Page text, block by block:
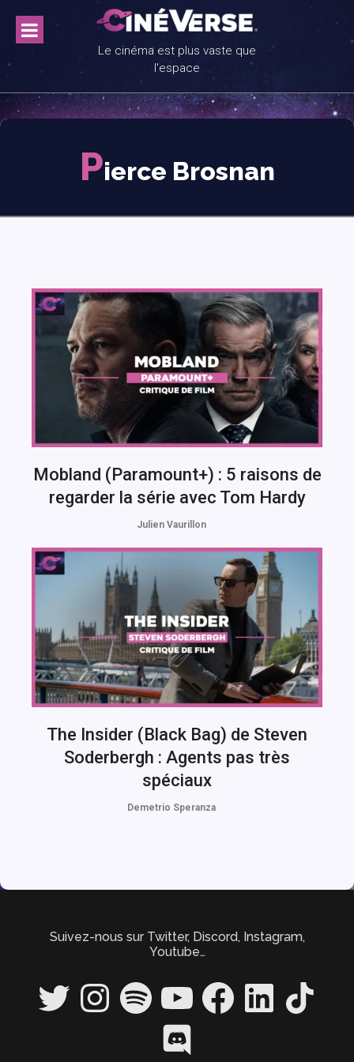
content
Le cinéma est plus vaste que
l'espace
Pierce Brosnan
Mobland (Paramount+) : 5 raisons de
regarder la série avec Tom Hardy
Julien Vaurillon
The Insider (Black Bag) de Steven
Soderbergh : Agents pas très
spéciaux
Demetrio Speranza
Suivez-nous sur Twitter, Discord, Instagram,
Youtube…
Twitter InstagramSpotify YouTube FacebookLinkedIn TikTok
Discord